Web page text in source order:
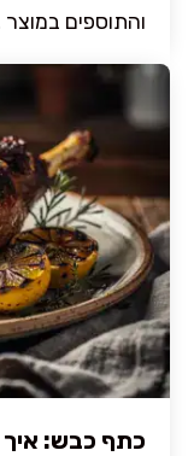
והתוספים במוצר
כתף כבש: איך